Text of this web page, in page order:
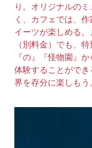
り。オリジナルの
く、カフェでは、
イーツが楽しめる。
（別料金）でも、
『の』『怪物園』
体験することがで
界を存分に楽しもう